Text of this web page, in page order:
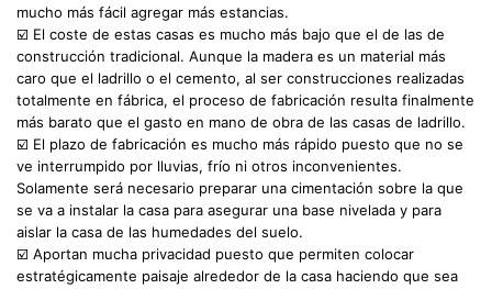
mucho más fácil agregar más estancias.
☑️ El coste de estas casas es mucho más bajo que el de las de
construcción tradicional. Aunque la madera es un material más
caro que el ladrillo o el cemento, al ser construcciones realizadas
totalmente en fábrica, el proceso de fabricación resulta finalmente
más barato que el gasto en mano de obra de las casas de ladrillo.
☑️ El plazo de fabricación es mucho más rápido puesto que no se
ve interrumpido por lluvias, frío ni otros inconvenientes.
Solamente será necesario preparar una cimentación sobre la que
se va a instalar la casa para asegurar una base nivelada y para
aislar la casa de las humedades del suelo.
☑️ Aportan mucha privacidad puesto que permiten colocar
estratégicamente paisaje alrededor de la casa haciendo que sea